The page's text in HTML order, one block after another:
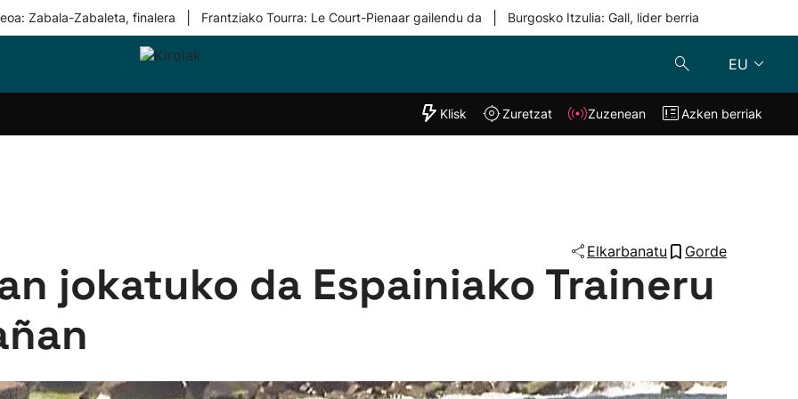
Zabala-Zabaleta, finalera Frantziako Tourra: Le Court-Pienaar gailendu da Burgosko Itzulia: Gall, lider berria
EU
Taldeak
"Helmuga"
Klisk Zuzenean
Klisk Zuretzat Zuzenean Azken berriak
Elkarbanatu Gorde
jokatuko da Espainiako Traineru